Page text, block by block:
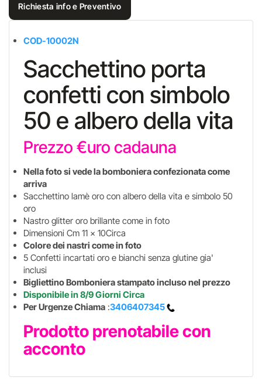
Richiesta info e Preventivo
COD-10002N
Sacchettino porta
confetti con simbolo
50 e albero della vita
Prezzo €uro cadauna
Nella foto si vede la bomboniera confezionata come
arriva
Sacchettino lamè oro con albero della vita e simbolo 50
oro
Nastro glitter oro brillante come in foto
Dimensioni Cm 11 x 10Circa
Colore dei nastri come in foto
5 Confetti incartati oro e bianchi senza glutine gia'
inclusi
Bigliettino Bomboniera stampato incluso nel prezzo
Disponibile in 8/9 Giorni Circa
Per Urgenze Chiama :3406407345
Prodotto prenotabile con
acconto